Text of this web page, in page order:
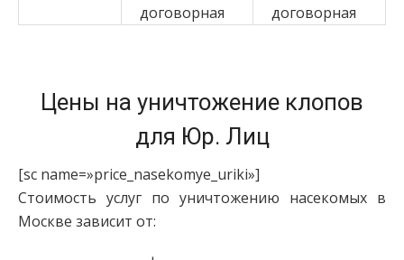
договорная
договорная
Цены на уничтожение клопов
для Юр. Лиц
[sc name=»price_nasekomye_uriki»]
Стоимость услуг по уничтожению насекомых в
Москве зависит от: